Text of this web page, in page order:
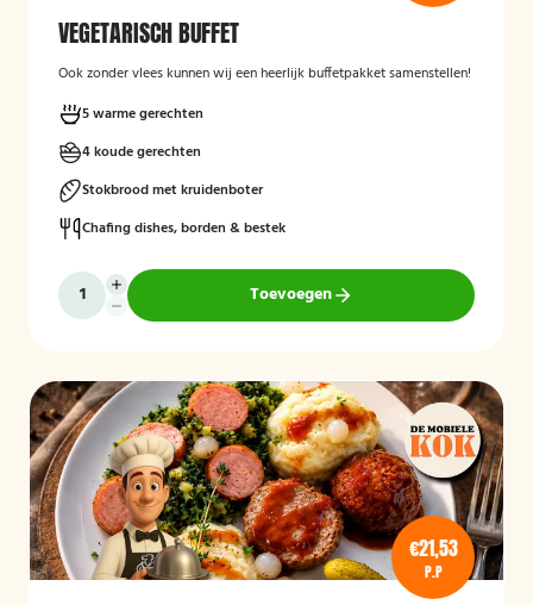
VEGETARISCH BUFFET
Ook zonder vlees kunnen wij een heerlijk buffetpakket samenstellen!
5 warme gerechten
4 koude gerechten
Stokbrood met kruidenboter
Chafing dishes, borden & bestek
Toevoegen
€21,53
P.P